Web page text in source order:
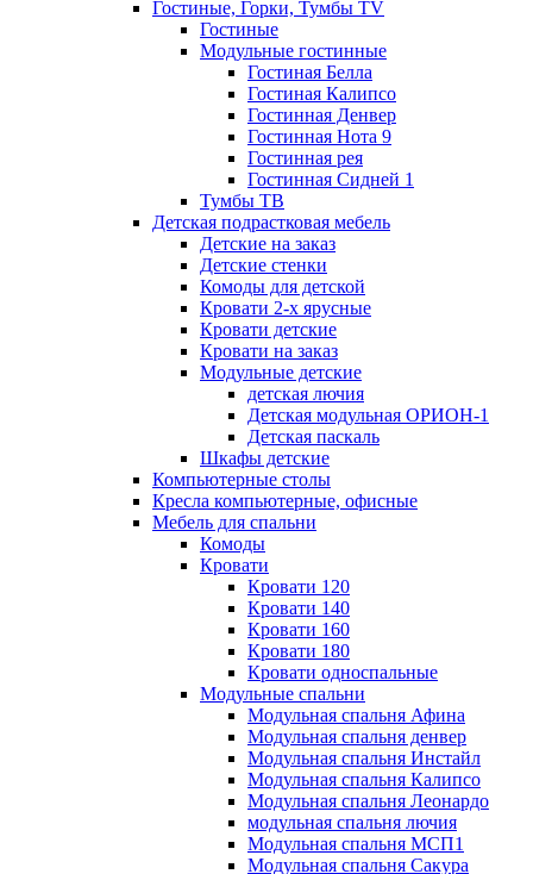
Гостиные, Горки, Тумбы TV
Гостиные
Модульные гостинные
Гостиная Белла
Гостиная Калипсо
Гостинная Денвер
Гостинная Нота 9
Гостинная рея
Гостинная Сидней 1
Тумбы ТВ
Детская подрастковая мебель
Детские на заказ
Детские стенки
Комоды для детской
Кровати 2-х ярусные
Кровати детские
Кровати на заказ
Модульные детские
детская лючия
Детская модульная ОРИОН-1
Детская паскаль
Шкафы детские
Компьютерные столы
Кресла компьютерные, офисные
Мебель для спальни
Комоды
Кровати
Кровати 120
Кровати 140
Кровати 160
Кровати 180
Кровати односпальные
Модульные спальни
Модульная спальня Афина
Модульная спальня денвер
Модульная спальня Инстайл
Модульная спальня Калипсо
Модульная спальня Леонардо
модульная спальня лючия
Модульная спальня МСП1
Модульная спальня Сакура